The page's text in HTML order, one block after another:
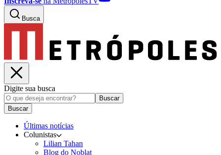
Busca
Digite sua busca
Buscar
Buscar
Últimas notícias
Colunistas
Lilian Tahan
Blog do Noblat